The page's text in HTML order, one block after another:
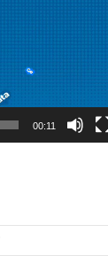
00:11